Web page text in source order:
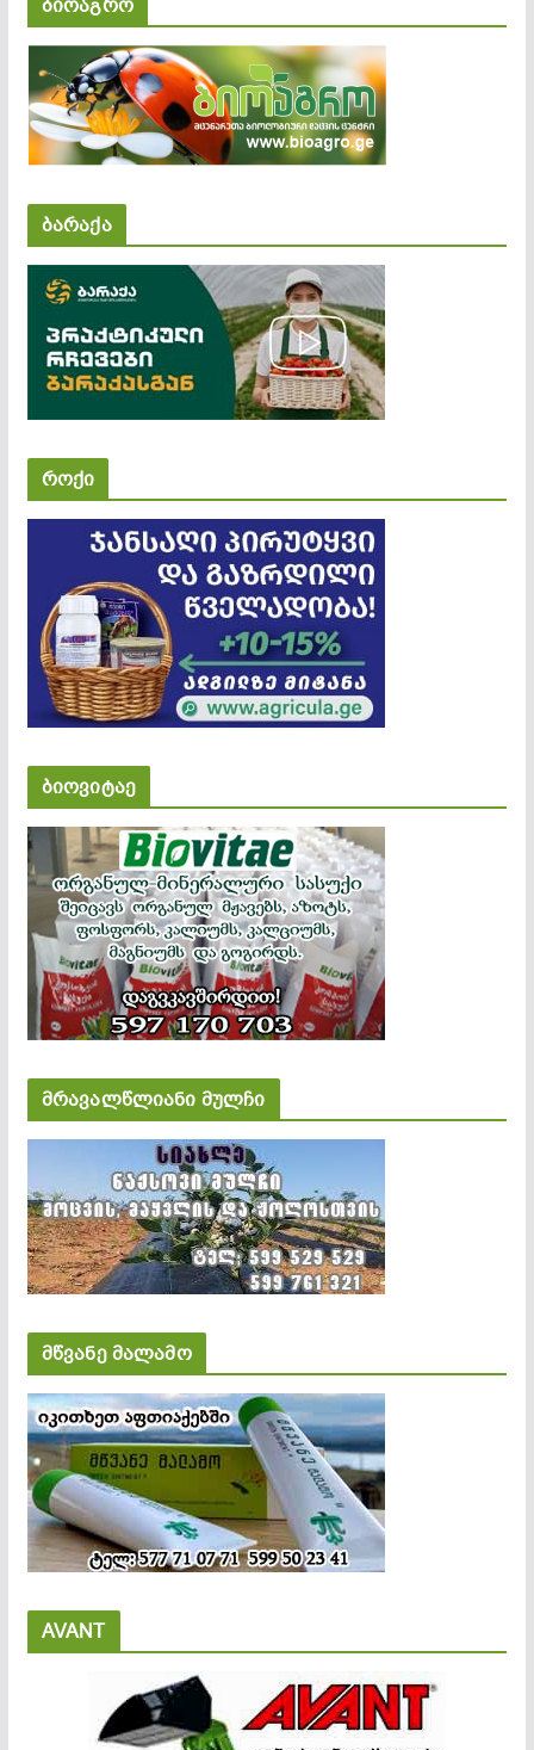
ბიოაგრო
ბარაქა
როქი
ბიოვიტაე
მრავალწლიანი მულჩი
მწვანე მალამო
AVANT